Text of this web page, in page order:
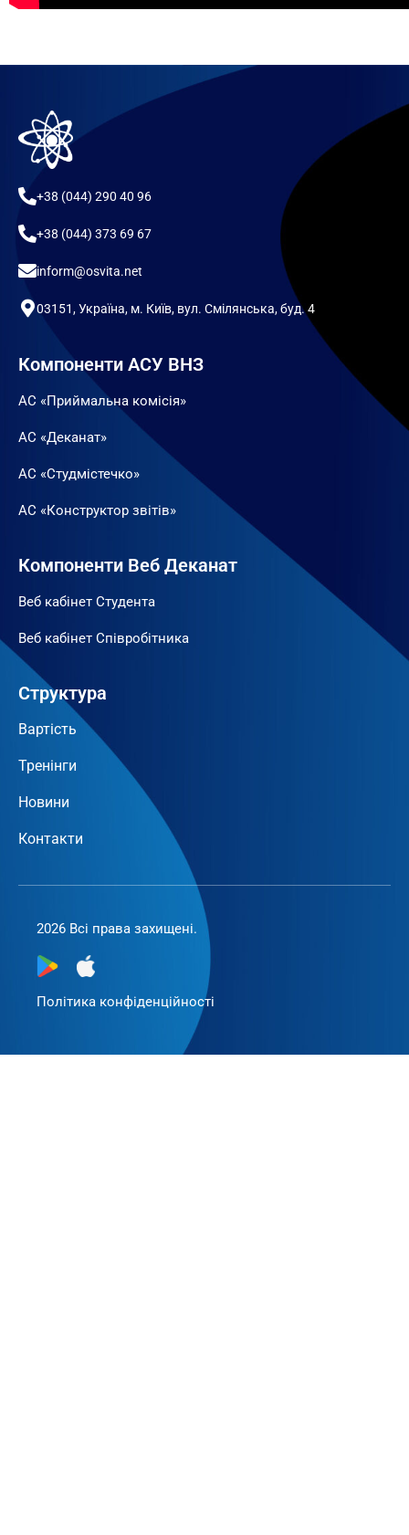
+38 (044) 290 40 96
+38 (044) 373 69 67
inform@osvita.net
03151, Україна, м. Київ, вул. Смілянська, буд. 4
Компоненти АСУ ВНЗ
АС «Приймальна комісія»
АС «Деканат»
АС «Студмістечко»
АС «Конструктор звітів»
Компоненти Веб Деканат
Веб кабінет Студента
Веб кабінет Співробітника
Структура
Вартість
Тренінги
Новини
Контакти
2026 Всі права захищені.
Політика конфіденційності